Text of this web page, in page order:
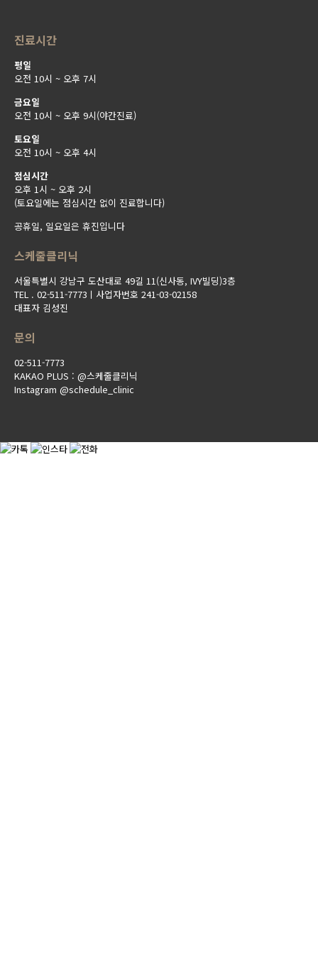
진료시간
평일
오전 10시 ~ 오후 7시
금요일
오전 10시 ~ 오후 9시(야간진료)
토요일
오전 10시 ~ 오후 4시
점심시간
오후 1시 ~ 오후 2시
(토요일에는 점심시간 없이 진료합니다)
공휴일, 일요일은 휴진입니다
스케줄클리닉
서울특별시 강남구 도산대로 49길 11(신사동, IVY빌딩)3층
TEL . 02-511-7773ㅣ사업자번호 241-03-02158
대표자 김성진
문의
02-511-7773
KAKAO PLUS : @스케줄클리닉
Instagram @schedule_clinic